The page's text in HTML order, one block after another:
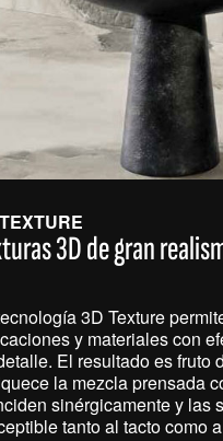
3D de gran
3D Texture
y materiales con
El resultado es fruto
la mezcla prensada
sinérgicamente y las
tanto al tacto como